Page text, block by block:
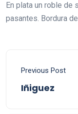
En plata un roble
pasantes. Bordura
Previous Post
Iñiguez